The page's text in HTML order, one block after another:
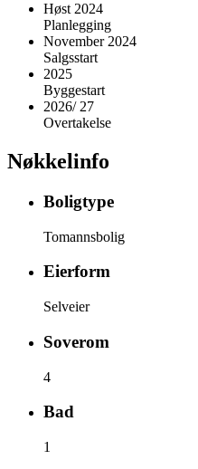
Høst 2024
Planlegging
November 2024
Salgsstart
2025
Byggestart
2026/ 27
Overtakelse
Nøkkelinfo
Boligtype
Tomannsbolig
Eierform
Selveier
Soverom
4
Bad
1